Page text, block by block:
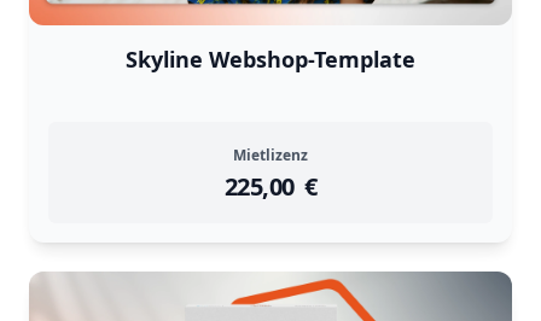
Skyline Webshop-Template
Mietlizenz
225,00 €
instock
Return Policy